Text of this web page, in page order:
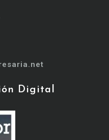
Digital